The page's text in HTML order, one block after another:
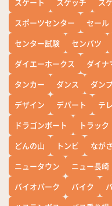
スポーツセンター
セール
センター試験
センバツ
ダイエーホークス
ダイナ
タンカー
ダンス ダン
デザイン
デパート テ
ドラゴンボート
トラック
どんの山
トンビ なが
ニュータウン
ニュー長崎
バイオパーク
バイク